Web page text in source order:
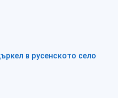
в русенското село